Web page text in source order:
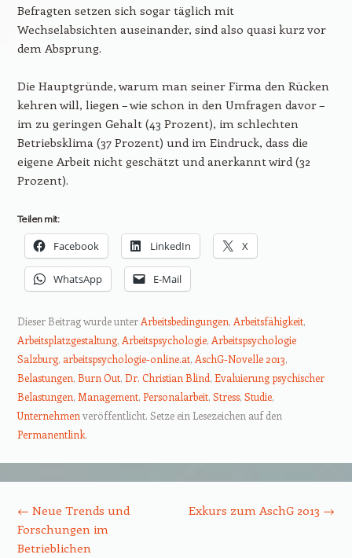
Befragten setzen sich sogar täglich mit
Wechselabsichten auseinander, sind also quasi kurz vor
dem Absprung.
Die Hauptgründe, warum man seiner Firma den Rücken
kehren will, liegen – wie schon in den Umfragen davor –
im zu geringen Gehalt (43 Prozent), im schlechten
Betriebsklima (37 Prozent) und im Eindruck, dass die
eigene Arbeit nicht geschätzt und anerkannt wird (32
Prozent).
Teilen mit:
Facebook LinkedIn X
WhatsApp E-Mail
Dieser Beitrag wurde unter Arbeitsbedingungen, Arbeitsfähigkeit,
Arbeitsplatzgestaltung, Arbeitspsychologie, Arbeitspsychologie
Salzburg, arbeitspsychologie-online.at, AschG-Novelle 2013,
Belastungen, Burn Out, Dr. Christian Blind, Evaluierung psychischer
Belastungen, Management, Personalarbeit, Stress, Studie,
Unternehmen veröffentlicht. Setze ein Lesezeichen auf den
Permanentlink.
← Neue Trends und
Forschungen im
Betrieblichen
Exkurs zum AschG 2013 →